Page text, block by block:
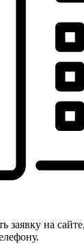
на